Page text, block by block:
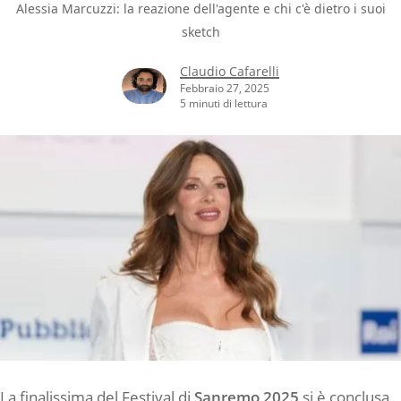
Alessia Marcuzzi: la reazione dell'agente e chi c'è dietro i suoi
sketch
Claudio Cafarelli
Febbraio 27, 2025
5 minuti di lettura
La finalissima del Festival di Sanremo 2025 si è conclusa